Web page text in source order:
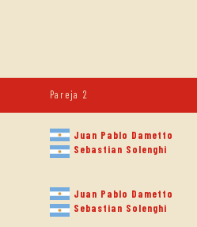
Pareja 2
Juan Pablo Dametto
Sebastian Solenghi
Juan Pablo Dametto
Sebastian Solenghi